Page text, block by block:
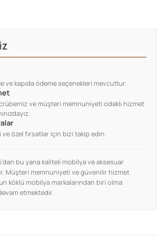
ve kapıda ödeme seçenekleri mevcuttur.
ve müşteri memnuniyeti odaklı hizmet
özel fırsatlar için bizi takip edin.
bu yana kaliteli mobilya ve aksesuar
Müşteri memnuniyeti ve güvenilir hizmet
köklü mobilya markalarından biri olma
etmektedir.